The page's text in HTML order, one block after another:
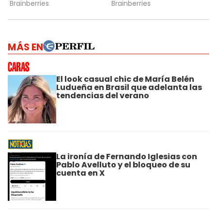
MÁS EN
El look casual chic de María Belén
Ludueña en Brasil que adelanta las
tendencias del verano
La ironía de Fernando Iglesias con
Pablo Avelluto y el bloqueo de su
cuenta en X